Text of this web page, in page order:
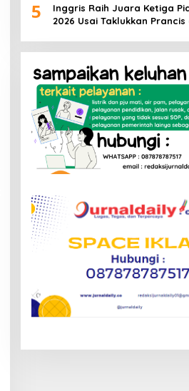
Muda
5
Inggris Raih Juara Ketiga
2026 Usai Taklukkan Prancis